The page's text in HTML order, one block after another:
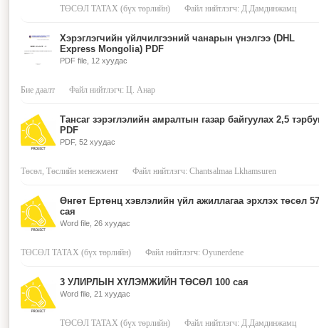
ТӨСӨЛ ТАТАХ (бүх төрлийн) Файл нийтлэгч: Д.Дамдинжамц
Хэрэглэгчийн үйлчилгээний чанарын үнэлгээ (DHL
Express Mongolia) PDF
PDF file, 12 хуудас
Бие даалт Файл нийтлэгч: Ц. Анар
Тансаг зэрэглэлийн амралтын газар байгуулах 2,5
PDF
PDF, 52 хуудас
Төсөл, Төслийн менежмент Файл нийтлэгч: Chantsalmaa Lkhamsuren
Өнгөт Ертөнц хэвлэлийн үйл ажиллагаа эрхлэх төсөл
сая
Word file, 26 хуудас
ТӨСӨЛ ТАТАХ (бүх төрлийн) Файл нийтлэгч: Oyunerdene
3 УЛИРЛЫН ХҮЛЭМЖИЙН ТӨСӨЛ 100 сая
Word file, 21 хуудас
ТӨСӨЛ ТАТАХ (бүх төрлийн) Файл нийтлэгч: Д.Дамдинжамц